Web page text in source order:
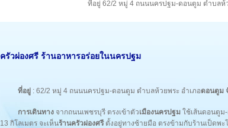
ที่อยู่ 62/2 หมู่ 4 ถนนนครปฐม-ดอนตูม ตำบลห้
ครัวผ่องศรี ร้านอาหารอร่อยในนครปฐม
ที่อยู่ : 62/2 หมู่ 4 ถนนนครปฐม-ดอนตูม ตำบลห้วยพระ อำเภอดอนตูม
การเดินทาง จากถนนเพชรบุรี ตรงเข้าตัวเมืองนครปฐม ใช้เส้นดอนตูม
13 กิโลเมตร จะเห็นร้านครัวผ่องศรีตั้งอยู่ทางซ้ายมือ ตรงข้ามกับร้านเป็ดพะ